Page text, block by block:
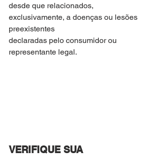
desde que relacionados,
exclusivamente, a doenças ou lesões
preexistentes
declaradas pelo consumidor ou
representante legal.
VERIFIQUE SUA